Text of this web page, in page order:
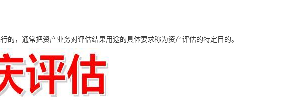
的，通常把资产业务对评估结果用途的具体要求称为资产评估的特定目的。